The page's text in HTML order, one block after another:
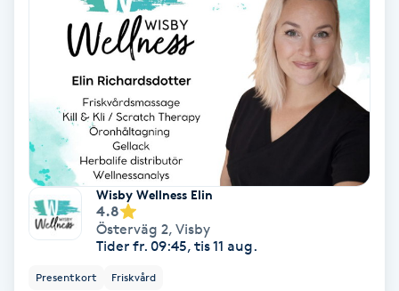
Ansiktsbehandling djuprengörande
Babylights
Balayage
Bambumassage
Barber
Wisby Wellness Elin
4.8
Österväg 2, Visby
Tider fr. 09:45, tis 11 aug.
Presentkort Friskvård